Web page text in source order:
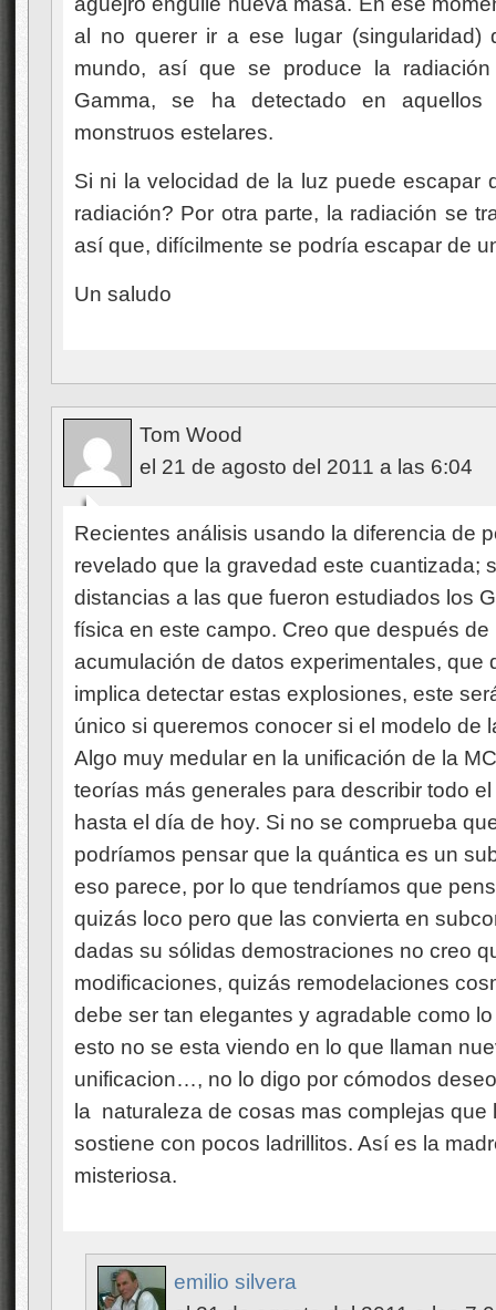
al no querer ir a ese lugar (singularidad)
mundo, así que se produce la
Gamma, se ha detectado en
monstruos estelares.
Si ni la velocidad de la luz puede escapar
radiación? Por otra parte, la radiación se
así que, difícilmente se podría escapar de
Un saludo
Tom Wood
el 21 de agosto del 2011 a las 6:04
Recientes análisis usando la diferencia de
revelado que la gravedad este cuantizada;
distancias a las que fueron estudiados los
física en este campo. Creo que después
acumulación de datos experimentales, que
implica detectar estas explosiones, este
único si queremos conocer si el modelo de
Algo muy medular en la unificación de la
teorías más generales para describir todo
hasta el día de hoy. Si no se comprueba
podríamos pensar que la quántica es un
eso parece, por lo que tendríamos que
quizás loco pero que las convierta en
dadas su sólidas demostraciones no creo
modificaciones, quizás remodelaciones
debe ser tan elegantes y agradable como
esto no se esta viendo en lo que llaman
unificacion…, no lo digo por cómodos
la naturaleza de cosas mas complejas
sostiene con pocos ladrillitos. Así es la
misteriosa.
emilio silvera